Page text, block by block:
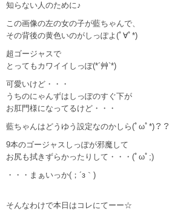
知らない人のために♪
この画像の左の女の子が藍ちゃんで、
その背後の黄色いのがしっぽよ(ﾟ∀ﾟ*)
超ゴージャスで
とってもカワイイしっぽ(*´艸`*)
可愛いけど・・・
うちのにゃんずはしっぽのすぐ下が
お肛門様になってるけど・・・
藍ちゃんはどうゆう設定なのかしら(ﾟωﾟ*)？？
9本のゴージャスしっぽが邪魔して
お尻も拭きずらかったりして・・・(ﾟωﾟ;)
・・・まぁいっか(；´з｀)
そんなわけで本日はコレにてーー☆